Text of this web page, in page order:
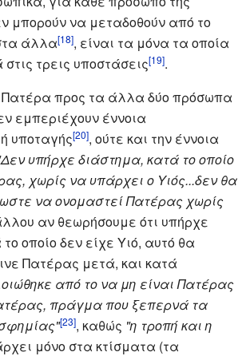
μπορούν να μεταδοθούν από το
άλλα[18], είναι τα μόνα τα οποία
στις τρεις υποστάσεις[19].
Πατέρα προς τα άλλα δύο πρόσωπα
εμπεριέχουν έννοια
υποταγής[20], ούτε και την έννοια
υπήρχε διάστημα, κατά το οποίο
χωρίς να υπάρχει ο Υιός...δεν θα
να ονομαστεί Πατέρας χωρίς
αν θεωρήσουμε ότι υπήρχε
οποίο δεν είχε Υιό, αυτό θα
Πατέρας μετά, και κατά
από το να μη είναι Πατέρας
πράγμα που ξεπερνά τα
[23], καθώς "η τροπή και η
μόνο στα κτίσματα (τα